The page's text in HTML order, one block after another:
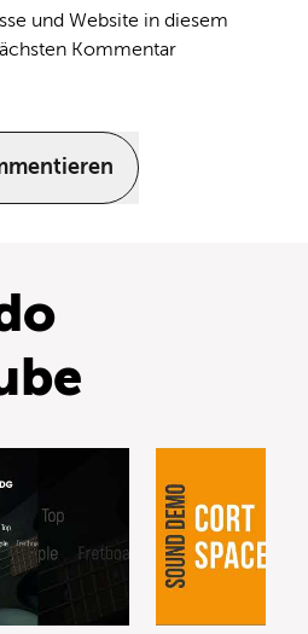
und Website in diesem
Kommentar